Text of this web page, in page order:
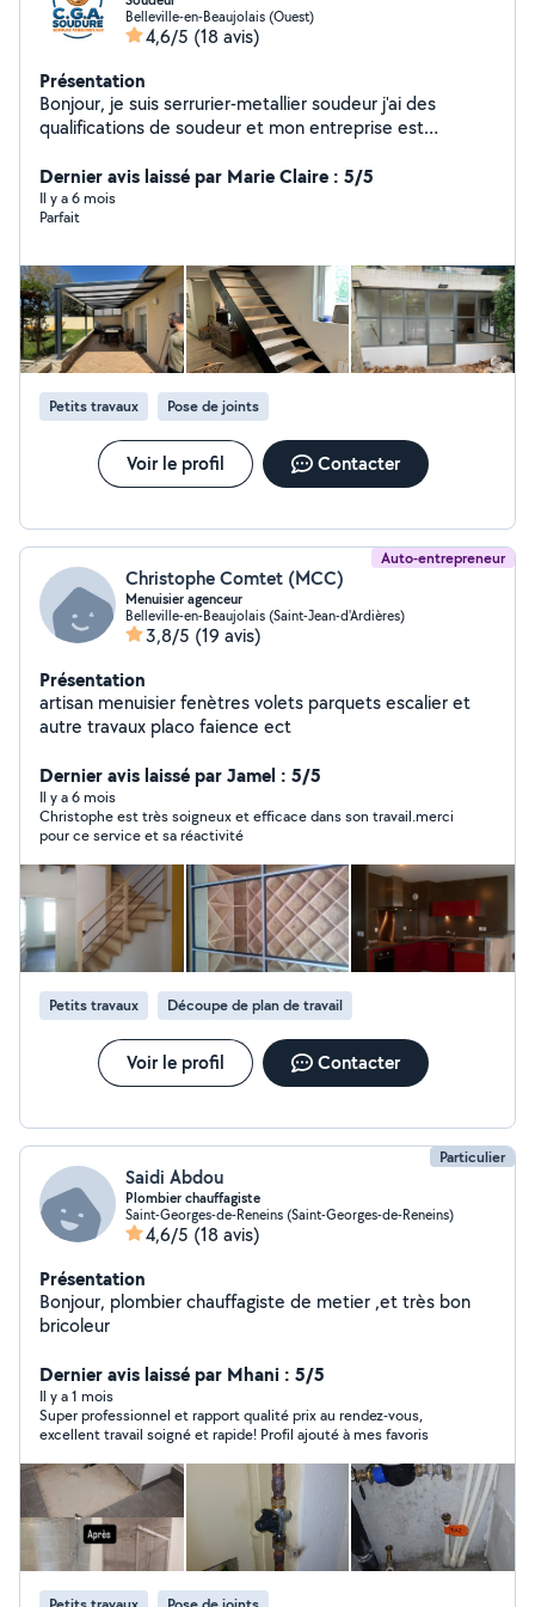
Belleville-en-Beaujolais (Ouest)
4,6/5 (18 avis)
Présentation
Bonjour, je suis serrurier-metallier soudeur j'ai des
qualifications de soudeur et mon entreprise est
pour des devis. Je me déplace exclusivement à domicile
ou sur chantier
Dernier avis laissé par Marie Claire : 5/5
Il y a 6 mois
Parfait
Petits travaux Pose de joints
Voir le profil Contacter
Auto-entrepreneur
Christophe Comtet (MCC)
Menuisier agenceur
Belleville-en-Beaujolais (Saint-Jean-d'Ardières)
3,8/5 (19 avis)
Présentation
artisan menuisier fenètres volets parquets escalier et
autre travaux placo faience ect
Dernier avis laissé par Jamel : 5/5
Il y a 6 mois
Christophe est très soigneux et efficace dans son travail.merci
pour ce service et sa réactivité
Petits travaux Découpe de plan de travail
Voir le profil Contacter
Particulier
Saidi Abdou
Plombier chauffagiste
Saint-Georges-de-Reneins (Saint-Georges-de-Reneins)
4,6/5 (18 avis)
Présentation
Bonjour, plombier chauffagiste de metier ,et très bon
bricoleur
Dernier avis laissé par Mhani : 5/5
Il y a 1 mois
Super professionnel et rapport qualité prix au rendez-vous,
excellent travail soigné et rapide! Profil ajouté à mes favoris